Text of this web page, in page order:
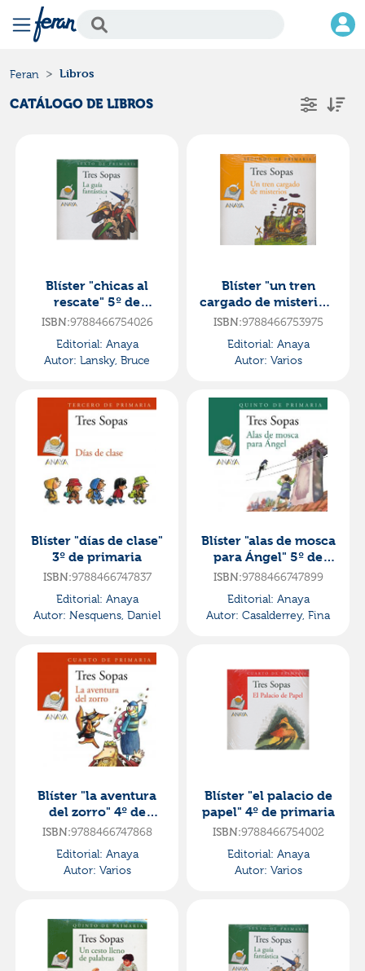
Feran Libros
CATÁLOGO DE LIBROS
Blíster "chicas al
rescate" 5º de
primaria
ISBN:9788466754026
Editorial: Anaya
Autor: Lansky, Bruce
Blíster "un tren
cargado de misterios"
2º de primaria
ISBN:9788466753975
Editorial: Anaya
Autor: Varios
Blíster "días de clase"
3º de primaria
ISBN:9788466747837
Editorial: Anaya
Autor: Nesquens, Daniel
Blíster "alas de mosca
para Ángel" 5º de
primaria
ISBN:9788466747899
Editorial: Anaya
Autor: Casalderrey, Fina
Blíster "la aventura
del zorro" 4º de
primaria
ISBN:9788466747868
Editorial: Anaya
Autor: Varios
Blíster "el palacio de
papel" 4º de primaria
ISBN:9788466754002
Editorial: Anaya
Autor: Varios